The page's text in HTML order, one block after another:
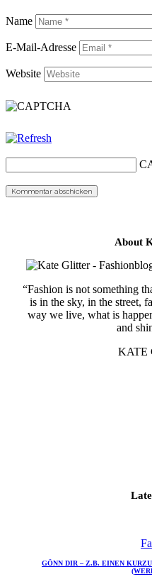
Name
E-Mail-Adresse
Website
About
“Fashion is not something
is in the sky, in the street,
way we live, what is
and
KATE
GÖNN DIR – Z.B. EINEN